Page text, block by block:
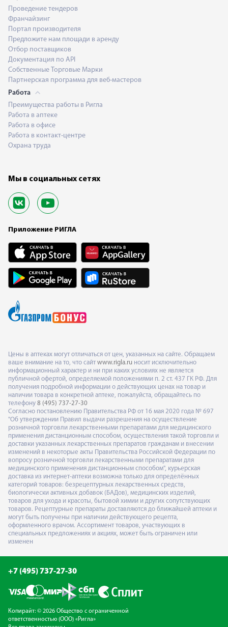
Проведение тендеров
Франчайзинг
Портал производителя
Предложите нам площади в аренду
Отбор поставщиков
Документация по API
Собственные Торговые Марки
Партнерская программа для веб-мастеров
Работа
Преимущества работы в Ригла
Работа в аптеке
Работа в офисе
Работа в контакт-центре
Охрана труда
Мы в социальных сетях
Приложение РИГЛА
Цены в аптеках могут отличаться от цен, указанных на сайте. Обращаем
ваше внимание на то, что сайт www.rigla.ru носит исключительно
информационный характер и ни при каких условиях не является
публичной офертой, определяемой положениями п. 2 ст. 437 ГК РФ. Для
получения подробной информации о действующих ценах на товар и
наличии товара в конкретной аптеке, пожалуйста, обращайтесь по
телефону 8 (495) 737-27-30
Согласно постановлению Правительства РФ от 16 мая 2020 года № 697
"Об утверждении Правил выдачи разрешения на осуществление
розничной торговли лекарственными препаратами для медицинского
применения дистанционным способом, осуществления такой торговли и
доставки указанных лекарственных препаратов гражданам и внесении
изменений в некоторые акты Правительства Российской Федерации по
вопросу розничной торговли лекарственными препаратами для
медицинского применения дистанционным способом", курьерская
доставка из интернет-аптеки возможна только для определённых
категорий товаров: безрецептурных лекарственных средств,
биологически активных добавок (БАДов), медицинских изделий,
товаров для ухода и красоты, бытовой химии и других сопутствующих
товаров. Рецептурные препараты доставляются до ближайшей аптеки и
могут быть получены при наличии действующего рецепта,
оформленного врачом. Ассортимент товаров, участвующих в
специальных предложениях и акциях, может быть ограничен или
изменен
+7 (495) 737-27-30
Копирайт: © 2026 Общество с ограниченной
ответственностью (ООО) «Ригла»